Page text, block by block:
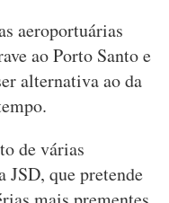
aeroportuárias
ao Porto Santo e
alternativa ao da
de várias
JSD, que pretende